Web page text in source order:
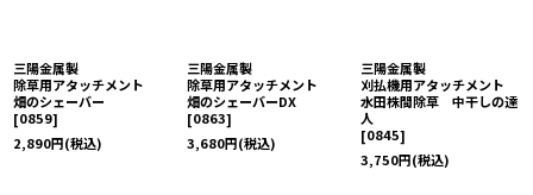
三陽金属製
除草用アタッチメント
畑のシェーバー
[0859]
2,890円(税込)
三陽金属製
除草用アタッチメント
畑のシェーバーDX
[0863]
3,680円(税込)
三陽金属製
刈払機用アタッチメント
水田株間除草 中干しの達
人
[0845]
3,750円(税込)